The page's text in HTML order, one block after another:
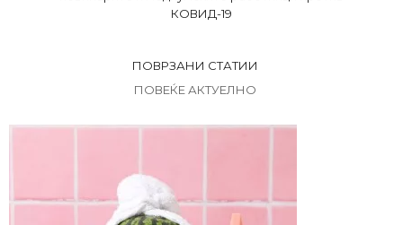
КОВИД-19
ПОВРЗАНИ СТАТИИ
ПОВЕЌЕ АКТУЕЛНО